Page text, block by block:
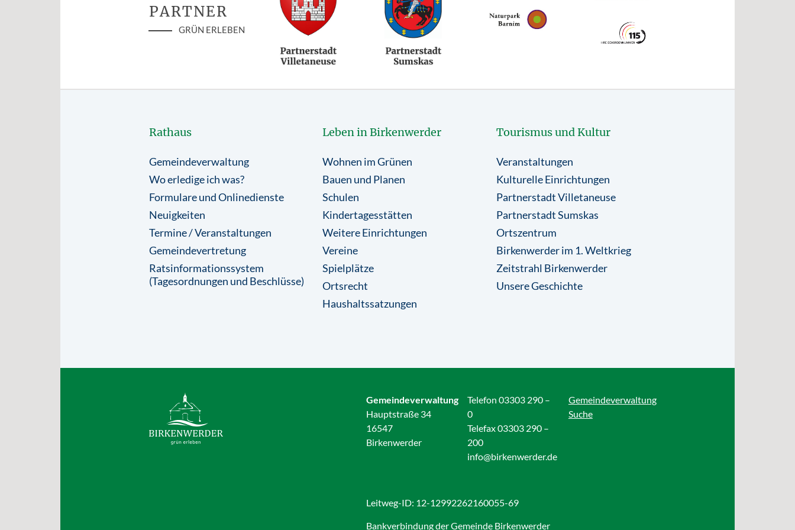
PARTNER
GRÜN ERLEBEN
Rathaus
Gemeindeverwaltung
Wo erledige ich was?
Formulare und Onlinedienste
Neuigkeiten
Termine / Veranstaltungen
Gemeindevertretung
Ratsinformationssystem
(Tagesordnungen und Beschlüsse)
Leben in Birkenwerder
Wohnen im Grünen
Bauen und Planen
Schulen
Kindertagesstätten
Weitere Einrichtungen
Vereine
Spielplätze
Ortsrecht
Haushaltssatzungen
Tourismus und Kultur
Veranstaltungen
Kulturelle Einrichtungen
Partnerstadt Villetaneuse
Partnerstadt Sumskas
Ortszentrum
Birkenwerder im 1. Weltkrieg
Zeitstrahl Birkenwerder
Unsere Geschichte
Gemeindeverwaltung
Hauptstraße 34
16547
Birkenwerder
Telefon 03303 290 –
0
Telefax 03303 290 –
200
info@birkenwerder.de
Gemeindeverwaltung
Suche
Leitweg-ID: 12-12992262160055-69
Bankverbindung der Gemeinde Birkenwerder